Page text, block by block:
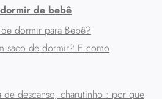
de bebê
dormir para Bebê?
saco de dormir? E como
de descanso, charutinho : por que